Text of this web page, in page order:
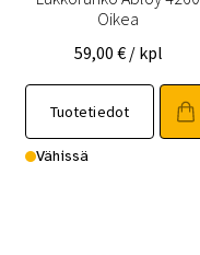
Oikea
59,00 € / kpl
Tuotetiedot
Vähissä